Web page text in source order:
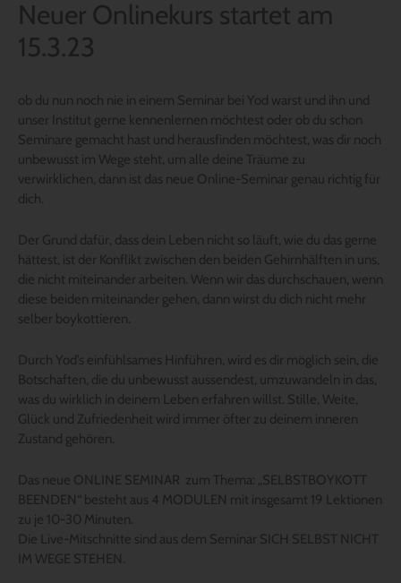
Neuer Onlinekurs startet am
15.3.23
ob du nun noch nie in einem Seminar bei Yod warst und ihn und
unser Institut gerne kennenlernen möchtest oder ob du schon
Seminare gemacht hast und herausfinden möchtest, was dir noch
unbewusst im Wege steht, um alle deine Träume zu
verwirklichen, dann ist das neue Online-Seminar genau richtig für
dich.
Der Grund dafür, dass dein Leben nicht so läuft, wie du das gerne
hättest, ist der Konflikt zwischen den beiden Gehirnhälften in uns,
die nicht miteinander arbeiten. Wenn wir das durchschauen, wenn
diese beiden miteinander gehen, dann wirst du dich nicht mehr
selber boykottieren.
Durch Yod’s einfühlsames Hinführen, wird es dir möglich sein, die
Botschaften, die du unbewusst aussendest, umzuwandeln in das,
was du wirklich in deinem Leben erfahren willst. Stille, Weite,
Glück und Zufriedenheit wird immer öfter zu deinem inneren
Zustand gehören.
Das neue ONLINE SEMINAR zum Thema: „SELBSTBOYKOTT
BEENDEN“ besteht aus 4 MODULEN mit insgesamt 19 Lektionen
zu je 10-30 Minuten.
Die Live-Mitschnitte sind aus dem Seminar SICH SELBST NICHT
IM WEGE STEHEN.